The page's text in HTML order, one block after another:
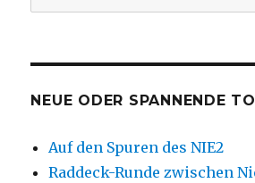
nach:
NEUE ODER SPANNENDE
Auf den Spuren des NIE2
Raddeck-Runde zwischen